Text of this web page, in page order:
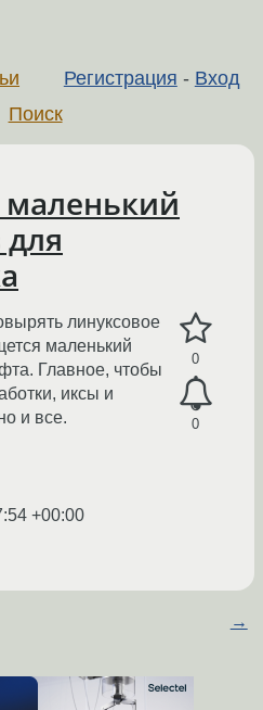
Регистрация - Вход
Поиск
маленький
0
0
линуксовое
маленький
Главное, чтобы
иксы и
и все.
+00:00
→